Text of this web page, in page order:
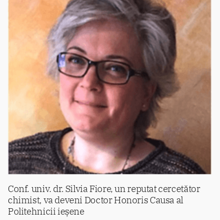
Conf. univ. dr. Silvia Fiore, un reputat cercetător
chimist, va deveni Doctor Honoris Causa al
Politehnicii ieșene